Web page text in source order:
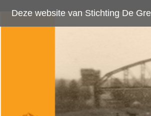
Deze website van Stichting De Greb gebruikt cookies